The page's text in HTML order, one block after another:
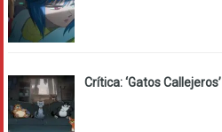
Crítica: ‘Gatos Callejeros’